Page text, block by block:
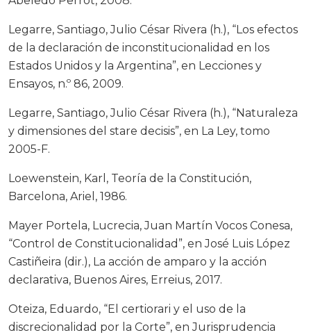
Legarre, Santiago, Julio César Rivera (h.), “Los efectos
de la declaración de inconstitucionalidad en los
Estados Unidos y la Argentina”, en Lecciones y
Ensayos, n.º 86, 2009.
Legarre, Santiago, Julio César Rivera (h.), “Naturaleza
y dimensiones del stare decisis”, en La Ley, tomo
2005-F.
Loewenstein, Karl, Teoría de la Constitución,
Barcelona, Ariel, 1986.
Mayer Portela, Lucrecia, Juan Martín Vocos Conesa,
“Control de Constitucionalidad”, en José Luis López
Castiñeira (dir.), La acción de amparo y la acción
declarativa, Buenos Aires, Erreius, 2017.
Oteiza, Eduardo, “El certiorari y el uso de la
discrecionalidad por la Corte”, en Jurisprudencia